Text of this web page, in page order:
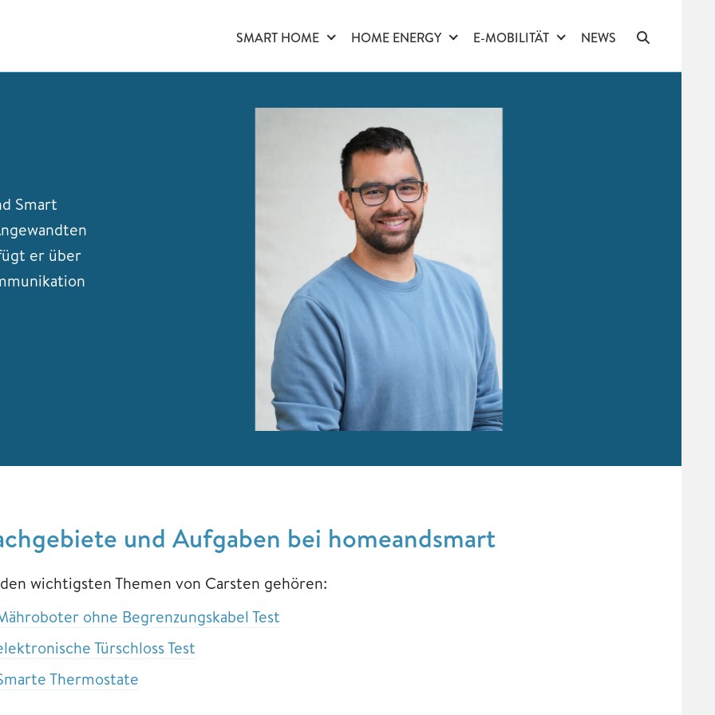
SMART HOME HOME ENERGY E-MOBILITÄT NEWS
Smart
er über
und Aufgaben bei homeandsmart
wichtigsten Themen von Carsten gehören:
ohne Begrenzungskabel Test
Türschloss Test
Thermostate